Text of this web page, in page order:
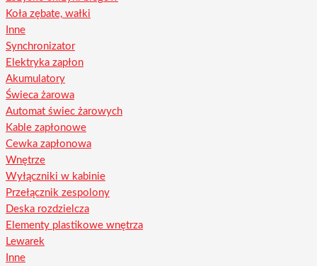
Koła zębate, wałki
Inne
Synchronizator
Elektryka zapłon
Akumulatory
Świeca żarowa
Automat świec żarowych
Kable zapłonowe
Cewka zapłonowa
Wnętrze
Wyłączniki w kabinie
Przełącznik zespolony
Deska rozdzielcza
Elementy plastikowe wnętrza
Lewarek
Inne